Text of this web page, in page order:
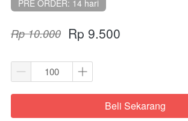
PRE ORDER: 14 hari
Rp 10.000 Rp 9.500
`Beli Sekarang